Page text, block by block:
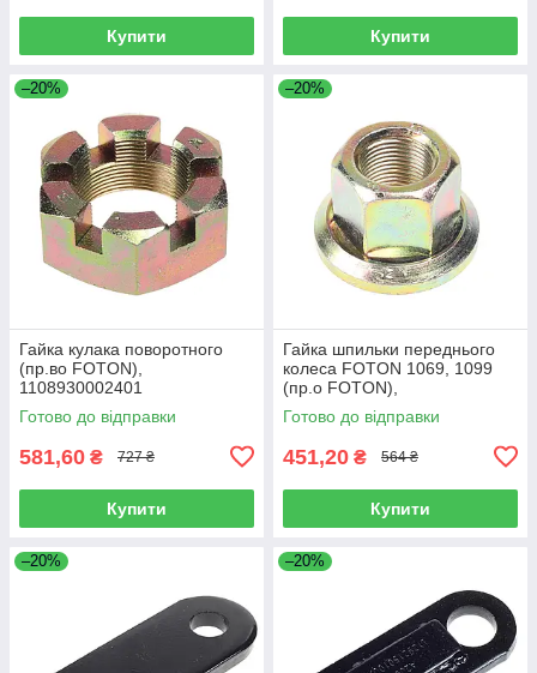
Купити Купити
–20%
Гайка кулака поворотного
(пр.во FOTON),
1108930002401
Готово до відправки
581,60 ₴ 727 ₴
Купити
–20%
Гайка шпильки переднього
колеса FOTON 1069, 1099
(пр.о FOTON),
1106930003404
Готово до відправки
451,20 ₴ 564 ₴
Купити
–20% –20%